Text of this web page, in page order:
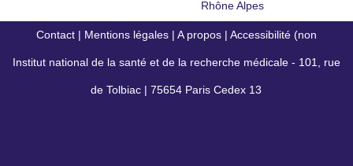
Rhône Alpes
Contact | Mentions légales | A propos | Accessibilité (non
conforme)
Institut national de la santé et de la recherche médicale - 101, rue
de Tolbiac | 75654 Paris Cedex 13